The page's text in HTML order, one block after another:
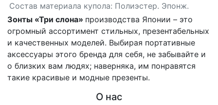
Состав материала купола: Полиэстер. Эпонж.
Зонты «Три слона» производства Японии – это
огромный ассортимент стильных, презентабельных
и качественных моделей. Выбирая портативные
аксессуары этого бренда для себя, не забывайте и
о близких вам людях; наверняка, им понравятся
такие красивые и модные презенты.
О нас